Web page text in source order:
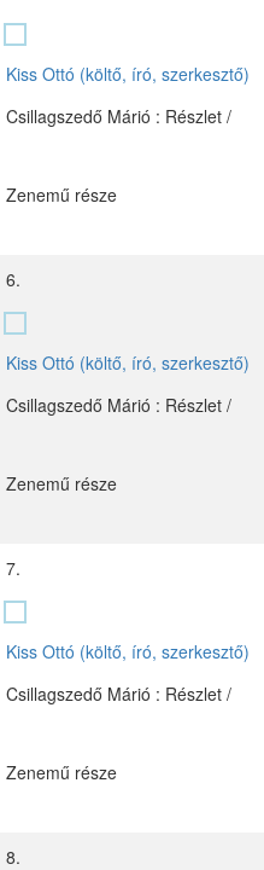
Kiss Ottó (költő, író, szerkesztő)
Csillagszedő Márió : Részlet /
Zenemű része
6.
Kiss Ottó (költő, író, szerkesztő)
Csillagszedő Márió : Részlet /
Zenemű része
7.
Kiss Ottó (költő, író, szerkesztő)
Csillagszedő Márió : Részlet /
Zenemű része
8.